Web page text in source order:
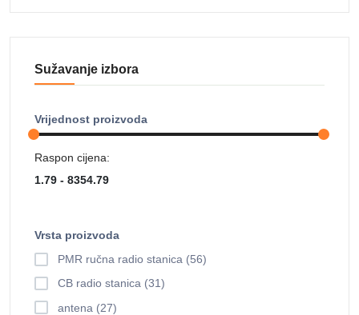
Sužavanje izbora
Vrijednost proizvoda
Raspon cijena:
Vrsta proizvoda
PMR ručna radio stanica (56)
CB radio stanica (31)
antena (27)